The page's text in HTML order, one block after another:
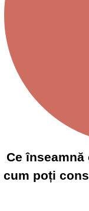
Ce
cum poți